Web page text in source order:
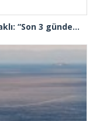
Tarım ve Orman Bakanı İbrahim Yumaklı: “Son 3 günde 260 yangına müdahale ettik, 258’i kontrol altına aldık”